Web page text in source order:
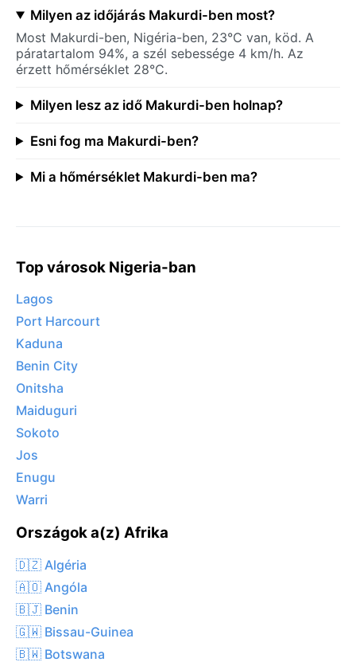
Milyen az időjárás Makurdi-ben most?
Most Makurdi-ben, Nigéria-ben, 23°C van, köd. A
páratartalom 94%, a szél sebessége 4 km/h. Az
érzett hőmérséklet 28°C.
Milyen lesz az idő Makurdi-ben holnap?
Esni fog ma Makurdi-ben?
Mi a hőmérséklet Makurdi-ben ma?
Top városok Nigeria-ban
Lagos
Port Harcourt
Kaduna
Benin City
Onitsha
Maiduguri
Sokoto
Jos
Enugu
Warri
Országok a(z) Afrika
🇩🇿 Algéria
🇦🇴 Angóla
🇧🇯 Benin
🇬🇼 Bissau-Guinea
🇧🇼 Botswana